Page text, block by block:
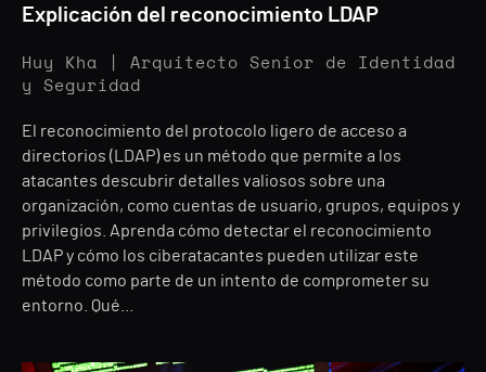
Explicación del reconocimiento LDAP
Huy Kha | Arquitecto Senior de Identidad
y Seguridad
El reconocimiento del protocolo ligero de acceso a
directorios (LDAP) es un método que permite a los
atacantes descubrir detalles valiosos sobre una
organización, como cuentas de usuario, grupos, equipos y
privilegios. Aprenda cómo detectar el reconocimiento
LDAP y cómo los ciberatacantes pueden utilizar este
método como parte de un intento de comprometer su
entorno. Qué...